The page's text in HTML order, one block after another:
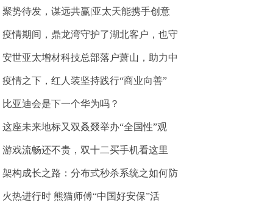
聚势待发，谋远共赢|亚太天能携手创意
疫情期间，鼎龙湾守护了湖北客户，也守
安世亚太增材科技总部落户萧山，助力中
疫情之下，红人装坚持践行“商业向善”
比亚迪会是下一个华为吗？
这座未来地标又双叒叕举办“全国性”观
游戏流畅还不贵，双十二买手机看这里
架构成长之路：分布式秒杀系统之如何防
火热进行时 熊猫师傅“中国好安保”活